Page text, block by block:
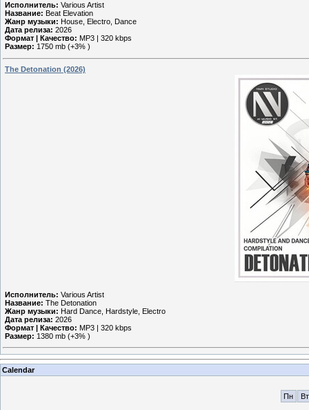
Исполнитель: Various Artist
Название: Beat Elevation
Жанр музыки: House, Electro, Dance
Дата релиза: 2026
Формат | Качество: MP3 | 320 kbps
Размер: 1750 mb (+3% )
The Detonation (2026)
Исполнитель: Various Artist
Название: The Detonation
Жанр музыки: Hard Dance, Hardstyle, Electro
Дата релиза: 2026
Формат | Качество: MP3 | 320 kbps
Размер: 1380 mb (+3% )
Calendar
Пн Вт